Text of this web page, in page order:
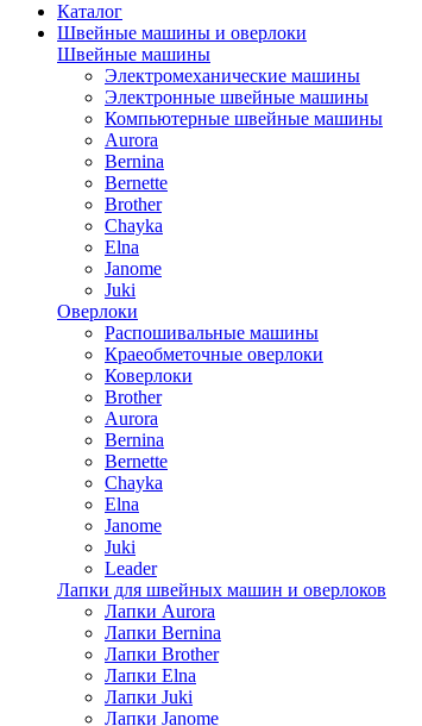
Каталог
Швейные машины и оверлоки
Швейные машины
Электромеханические машины
Электронные швейные машины
Компьютерные швейные машины
Aurora
Bernina
Bernette
Brother
Chayka
Elna
Janome
Juki
Оверлоки
Распошивальные машины
Краеобметочные оверлоки
Коверлоки
Brother
Aurora
Bernina
Bernette
Chayka
Elna
Janome
Juki
Leader
Лапки для швейных машин и оверлоков
Лапки Aurora
Лапки Bernina
Лапки Brother
Лапки Elna
Лапки Juki
Лапки Janome